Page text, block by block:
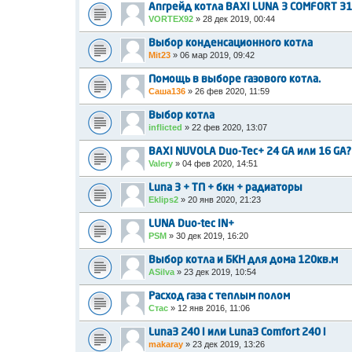
Апгрейд котла BAXI LUNA 3 COMFORT
VORTEX92 » 28 дек 2019, 00:44
Выбор конденсационного котла
Mit23 » 06 мар 2019, 09:42
Помощь в выборе газового котла.
Саша136 » 26 фев 2020, 11:59
Выбор котла
inflicted » 22 фев 2020, 13:07
BAXI NUVOLA Duo-Tec+ 24 GA или 16 GA?
Valery » 04 фев 2020, 14:51
Luna 3 + ТП + бкн + радиаторы
Eklips2 » 20 янв 2020, 21:23
LUNA Duo-tec IN+
PSM » 30 дек 2019, 16:20
Выбор котла и БКН для дома 120кв.м
ASilva » 23 дек 2019, 10:54
Расход газа с теплым полом
Стас » 12 янв 2016, 11:06
Luna3 240 i или Luna3 Comfort 240 i
makaray » 23 дек 2019, 13:26